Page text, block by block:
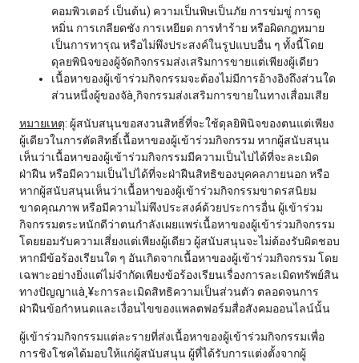
คอมพิวเตอร์ เป็นต้น) ความเป็นพิษเป็นภัย การข่มขู่ การดู
หมิ่น การเกลียดชัง การเหยียด การทำร้าย หรือผิดกฎหมาย
เป็นการทารุณ หรือไม่พึงประสงค์ในรูปแบบอื่น ๆ ทั้งนี้โดย
ดุลยพินิจของผู้จัดกิจกรรมส่งเสริมการขายแต่เพียงผู้เดียว
เนื้อหาของผู้เข้าร่วมกิจกรรมจะต้องไม่มีการอ้างอิงถึงส่วนใด
ส่วนหนึ่งผู้ของจัà¸กิจกรรมส่งเสริมการขายในทางเสื่อมเสีย
หมายเหตุ: ผู้สนับสนุนขอสงวนสิทธิ์ที่จะใช้ดุลยิพินิจของตนแต่เพียง
ผู้เดียวในการตัดสิทธิ์เนื้อหาของผู้เข้าร่วมกิจกรรม หากผู้สนับสนุน
เห็นว่าเนื้อหาของผู้เข้าร่วมกิจกรรมมีความเป็นไปได้ที่จะละเมิด
ฝ่าฝืน หรือมีความเป็นไปได้ที่จะฝ่าฝืนสิทธิของบุคคลภายนอก หรือ
หากผู้สนับสนุนเห็นว่าเนื้อหาของผู้เข้าร่วมกิจกรรมขาดรสนิยม
ขาดคุณภาพ หรือมีความไม่พึงประสงค์ด้วยประการอื่น ผู้เข้าร่วม
กิจกรรมตระหนักดีว่าตนกำลังเผยแพร่เนื้อหาของผู้เข้าร่วมกิจกรรม
โดยยอมรับความเสี่ยงแต่เพียงผู้เดียว ผู้สนับสนุนจะไม่ต้องรับผิดชอบ
หากมีข้อร้องเรียนใด ๆ อันเกิดจากเนื้อหาของผู้เข้าร่วมกิจกรรม โดย
เฉพาะอย่างยิ่งแต่ไม่จำกัดเพียงข้อร้องเรียนเรื่องการละเมิดทรัพย์สิน
ทางปัญญาแà¸¥ะการละเมิดสิทธิความเป็นส่วนตัว ตลอดจนการ
ฝ่าฝืนข้อกำหนดและเงื่อนไขของแพลตฟอร์มสื่อสังคมออนไลน์นั้น
ผู้เข้าร่วมกิจกรรมแต่ละรายที่ส่งเนื้อหาของผู้เข้าร่วมกิจกรรมเพื่อ
การชิงโชคได้มอบให้แก่ผู้สนับสนุน ผู้ที่ได้รับการแต่งตั้งจากผู้